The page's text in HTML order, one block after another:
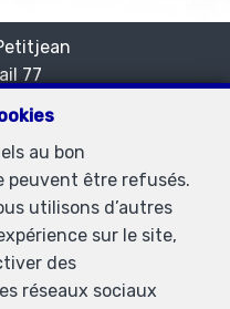
au bon
être refusés.
utilisons d’autres
sur le site,
des
réseaux sociaux
77
le numéro 505438 en
BE-0425.723.793-
des agents
16B, 1000 Bruxelles